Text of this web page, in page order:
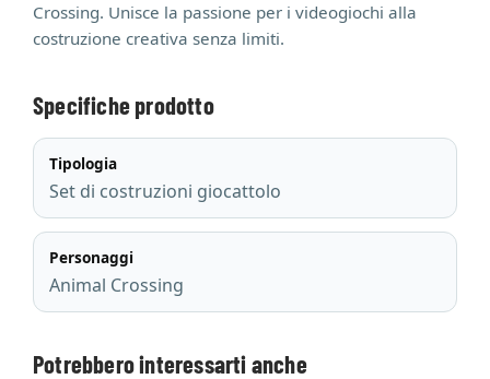
Crossing. Unisce la passione per i videogiochi alla
costruzione creativa senza limiti.
Specifiche prodotto
Tipologia
Set di costruzioni giocattolo
Personaggi
Animal Crossing
Potrebbero interessarti anche